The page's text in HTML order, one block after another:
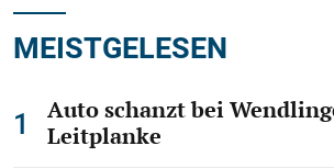
MEISTGELESEN
Auto schanzt bei
Leitplanke